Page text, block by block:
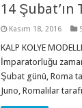
14 Şubat’ın
Kasım 18, 2016
KALP KOLYE
İmparatorluğu
Şubat günü, Roma
Juno, Romalılar